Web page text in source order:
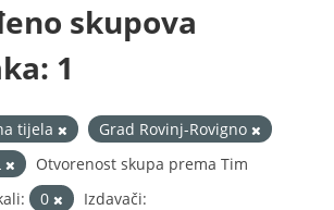
skupova
1
tijela
Grad Rovinj-Rovigno
Otvorenost skupa prema Tim
0
Izdavači: